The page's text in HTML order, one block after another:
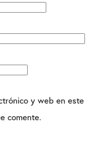
y web en este
comente.